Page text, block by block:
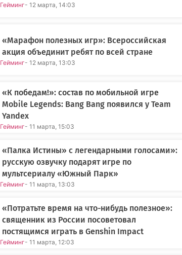
Гейминг- 12 марта, 14:03
«Марафон полезных игр»: Всероссийская
акция объединит ребят по всей стране
Гейминг- 12 марта, 13:03
«К победам!»: состав по мобильной игре
Mobile Legends: Bang Bang появился у Team
Yandex
Гейминг- 11 марта, 15:03
«Палка Истины» с легендарными голосами»:
русскую озвучку подарят игре по
мультсериалу «Южный Парк»
Гейминг- 11 марта, 13:03
«Потратьте время на что-нибудь полезное»:
священник из России посоветовал
постящимся играть в Genshin Impact
Гейминг- 11 марта, 12:03